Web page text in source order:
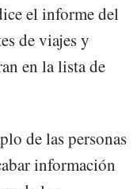
el informe del
de viajes y
en la lista de
de las personas
información